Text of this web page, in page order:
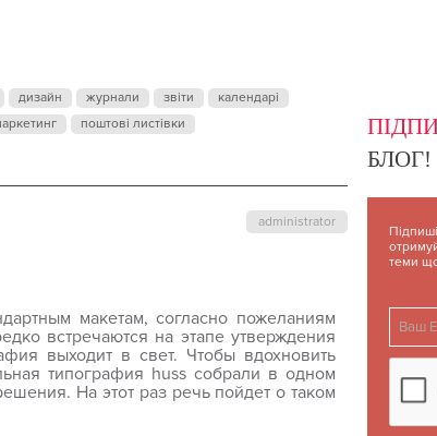
дизайн журнали звіти
календарі
поштові листівки
administrator
макетам, согласно пожеланиям
встречаются на этапе утверждения
выходит в свет. Чтобы вдохновить
типография huss собрали в одном
На этот раз речь пойдет о таком
БЛОГ!
теми